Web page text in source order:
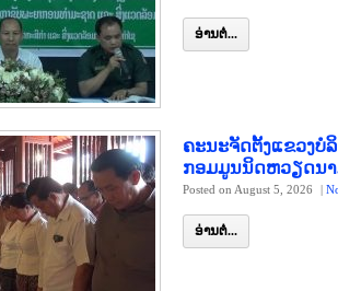
ອ່ານຕໍ່...
ຄະນະຈັດຕັ້ງແຂວງບໍ
ກອມມູນນິດຫວຽດນ
Posted on August 5, 2026 |
ອ່ານຕໍ່...